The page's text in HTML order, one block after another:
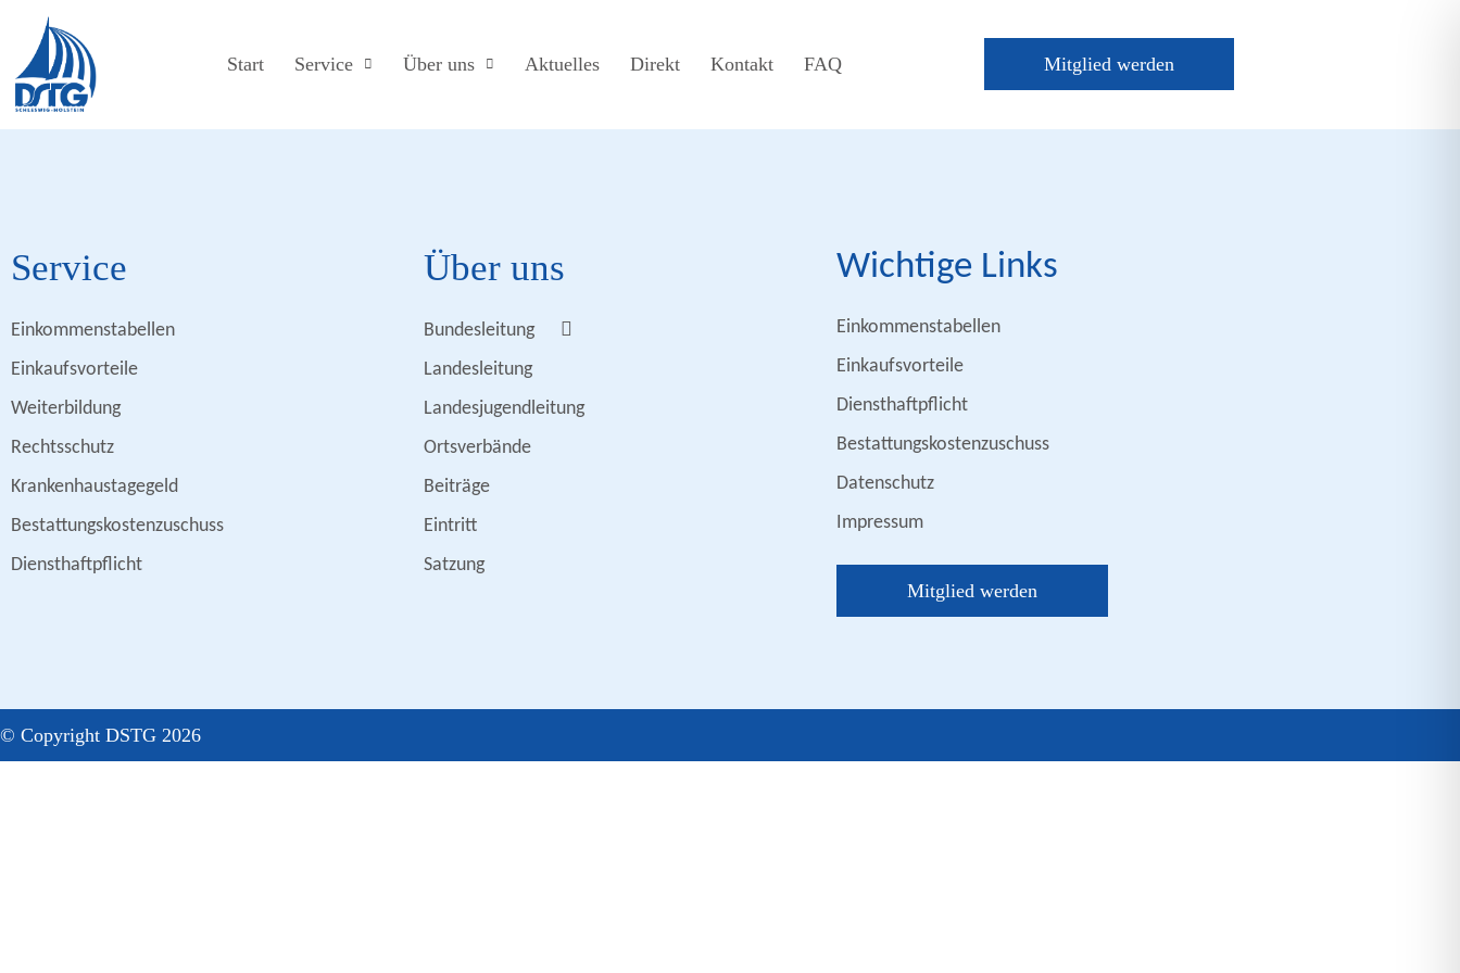
Start Service Über uns Aktuelles Direkt Kontakt FAQ Mitglied werden
Service
Einkommenstabellen
Einkaufsvorteile
Weiterbildung
Rechtsschutz
Krankenhaustagegeld
Bestattungskostenzuschuss
Diensthaftpflicht
Über uns
Bundesleitung
Landesleitung
Landesjugendleitung
Ortsverbände
Beiträge
Eintritt
Satzung
Wichtige Links
Einkommenstabellen
Einkaufsvorteile
Diensthaftpflicht
Bestattungskostenzuschuss
Datenschutz
Impressum
Mitglied werden
© Copyright DSTG 2026